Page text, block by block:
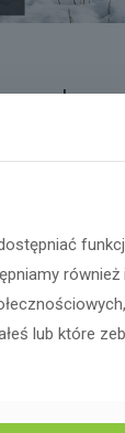
lub które